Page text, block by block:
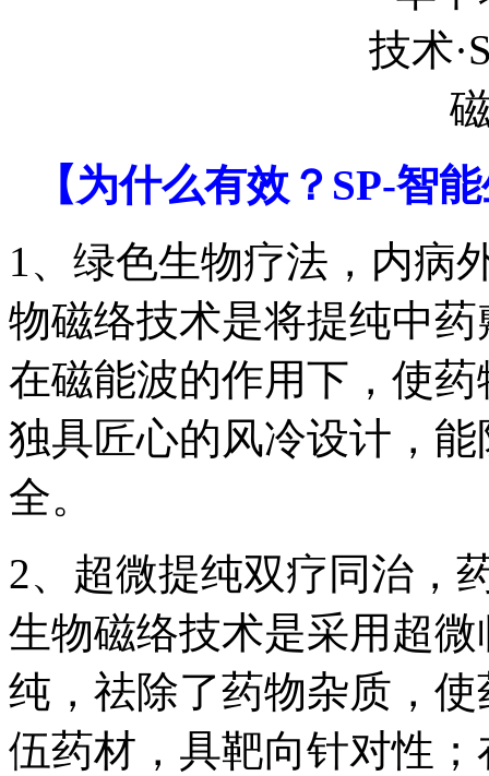
【为什么有效？SP-智
1、绿色生物疗法，内病
物磁络技术是将提纯中
在磁能波的作用下，使
独具匠心的风冷设计，
全。
2、超微提纯双疗同治，
生物磁络技术是采用超
纯，祛除了药物杂质，
伍药材，具靶向针对性